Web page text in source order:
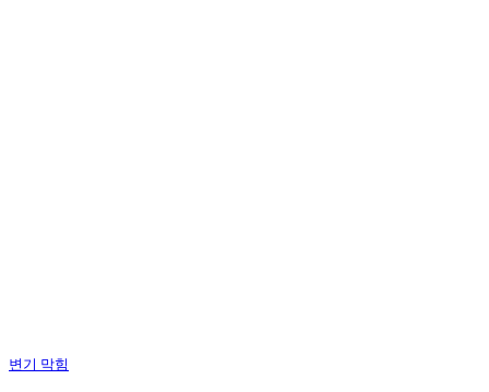
변기 막힘